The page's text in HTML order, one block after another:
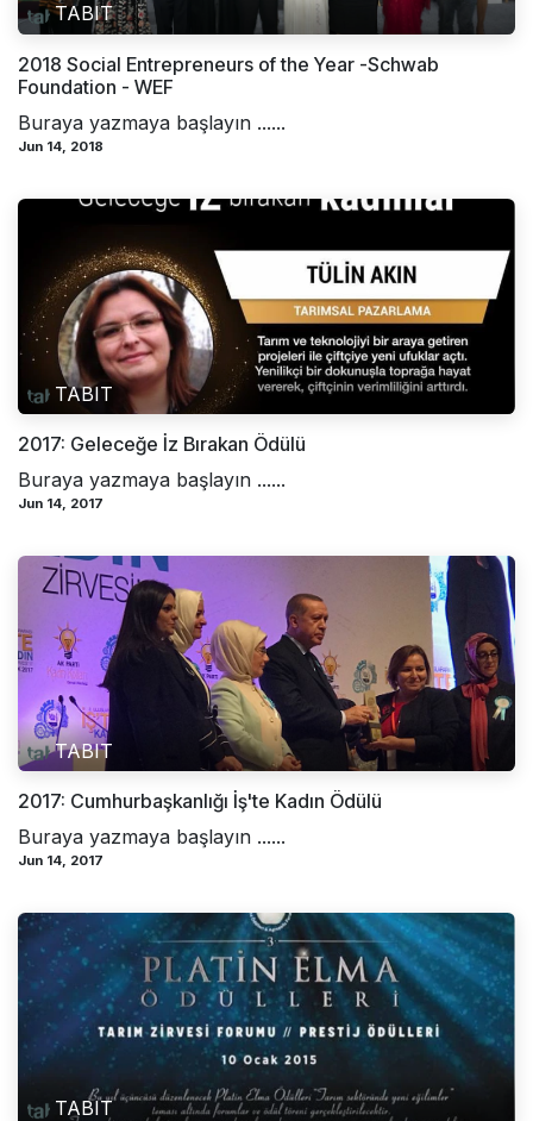
TABIT
2018 Social Entrepreneurs of the Year -Schwab
Foundation - WEF
Buraya yazmaya başlayın ......
Jun 14, 2018
TABIT
2017: Geleceğe İz Bırakan Ödülü
Buraya yazmaya başlayın ......
Jun 14, 2017
TABIT
2017: Cumhurbaşkanlığı İş'te Kadın Ödülü
Buraya yazmaya başlayın ......
Jun 14, 2017
TABIT